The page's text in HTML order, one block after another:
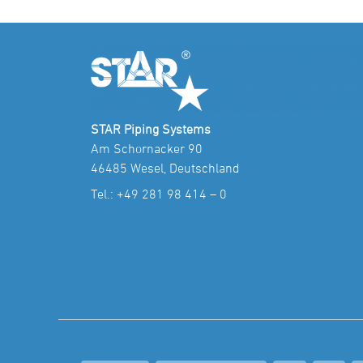
STAR Piping Systems
Am Schornacker 90
46485 Wesel, Deutschland
Tel.: +49 281 98 414 – 0